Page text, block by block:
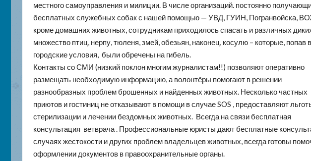
местного самоуправления и милиции. В числе организаций. постоянно
бесплатных служебных собак с нашей помощью — УВД, ГУИН, Погранвойска,
кроме домашних животных, сотрудникам приходилось спасать и различных
множество птиц, нерпу, тюленя, змей, обезьян, наконец, косулю – которые, попав в
городские условия, были обречены на гибель.
Контакты со СМИ (низкий поклон многим журналистам!!) позволяют оперативно
размещать необходимую информацию, а волонтёры помогают в решении
разнообразных проблем брошенных и найденных животных. Несколько частных
приютов и гостиниц не отказывают в помощи в случае SOS , предоставляют
стерилизации и лечении бездомных животных. Всегда на связи бесплатная
консультация ветврача . Профессиональные юристы дают бесплатные
случаях жестокости и других проблем владельцев животных, всегда готовы
оформлении документов в правоохранительные органы.